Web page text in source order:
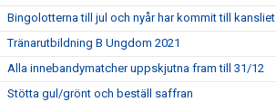
Bingolotterna till jul och nyår har kommit till kansliet
Tränarutbildning B Ungdom 2021
Alla innebandymatcher uppskjutna fram till 31/12
Stötta gul/grönt och beställ saffran